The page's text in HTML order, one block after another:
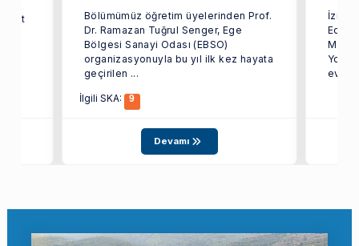
Bölümümüz öğretim üyelerinden Prof.
Dr. Ramazan Tuğrul Senger, Ege
Bölgesi Sanayi Odası (EBSO)
organizasyonuyla bu yıl ilk kez hayata
geçirilen ...
İlgili SKA: 9
Devamı
İzmir
ev